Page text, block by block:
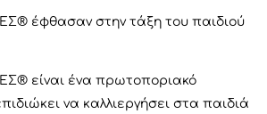
έφθασαν στην τάξη του παιδιού
είναι ένα πρωτοποριακό
να καλλιεργήσει στα παιδιά